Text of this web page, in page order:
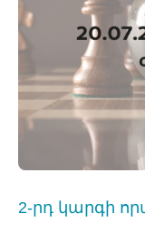
2-րդ կարգի